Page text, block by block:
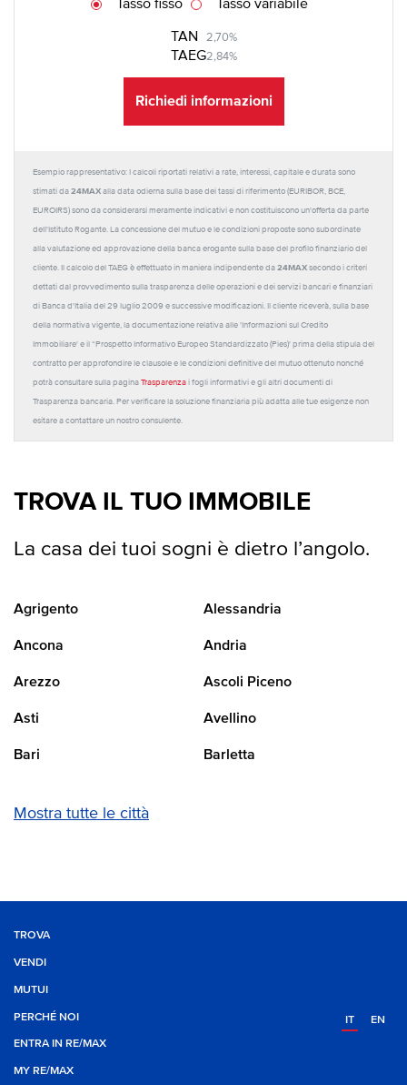
TAN 2,70%
TAEG2,84%
Tasso fisso Tasso variabile
Richiedi informazioni
Esempio rappresentativo: I calcoli riportati relativi a rate, interessi, capitale e durata sono
stimati da 24MAX alla data odierna sulla base dei tassi di riferimento (EURIBOR, BCE,
EUROIRS) sono da considerarsi meramente indicativi e non costituiscono un'offerta da parte
dell'Istituto Rogante. La concessione del mutuo e le condizioni proposte sono subordinate
alla valutazione ed approvazione della banca erogante sulla base del profilo finanziario del
cliente. Il calcolo del TAEG è effettuato in maniera indipendente da 24MAX secondo i criteri
dettati dal provvedimento sulla trasparenza delle operazioni e dei servizi bancari e finanziari
di Banca d'Italia del 29 luglio 2009 e successive modificazioni. Il cliente riceverà, sulla base
della normativa vigente, la documentazione relativa alle 'Informazioni sul Credito
Immobiliare' e il “Prospetto Informativo Europeo Standardizzato (Pies)' prima della stipula del
contratto per approfondire le clausole e le condizioni definitive del mutuo ottenuto nonché
potrà consultare sulla pagina Trasparenza i fogli informativi e gli altri documenti di
Trasparenza bancaria. Per verificare la soluzione finanziaria più adatta alle tue esigenze non
esitare a contattare un nostro consulente.
TROVA IL TUO IMMOBILE
La casa dei tuoi sogni è dietro l’angolo.
Agrigento Alessandria
Ancona Andria
Arezzo Ascoli Piceno
Asti Avellino
Bari Barletta
Mostra tutte le città
TROVA
VENDI
MUTUI
PERCHÉ NOI
ENTRA IN RE/MAX
MY RE/MAX
IT EN